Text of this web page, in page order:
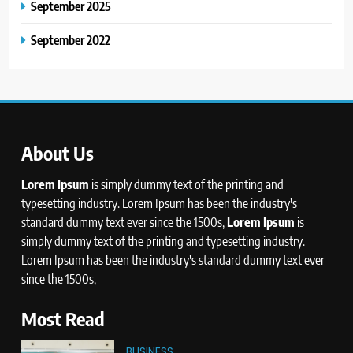
September 2025
September 2022
About Us
Lorem Ipsum is simply dummy text of the printing and
typesetting industry. Lorem Ipsum has been the industry's
standard dummy text ever since the 1500s,Lorem Ipsum is
simply dummy text of the printing and typesetting industry.
Lorem Ipsum has been the industry's standard dummy text ever
since the 1500s,
Most Read